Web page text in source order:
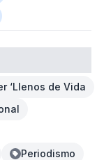
‘Llenos de Vida
Periodismo